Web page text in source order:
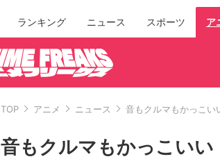
ランキング ニュース スポーツ ア
TOP アニメ ニュース 音もクルマもかっこい
音もクルマもかっこい